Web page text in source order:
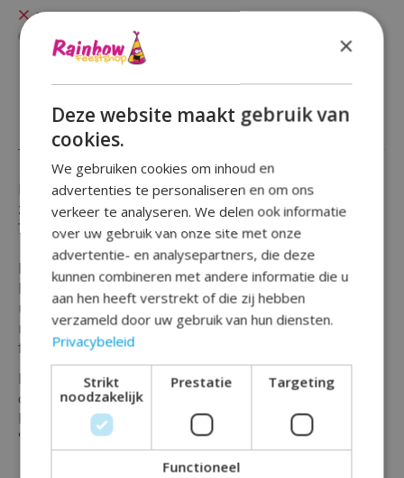
Niet op voorraad
Beschikbaarheid in de winkel controleren
Beschrijving
Een verjaardag te vieren en wil je iemand in het
zonnetje zetten door een opvallende button te geven
?
Bekijk dan deze leuke buttons.
Deze button komt in vrolijke kleuren welke je
uitstekend kunt combineren
met onze andere feest en party versiering om het
feest compleet te maken.
Deze button is gemaakt van Plastic materiaal in
combinatie met een ijzeren framewerk om zo goed te
button te kunnen bevestigen met het getal en tekst
''I'm 80'' erop. De button is per stuk verpakt.
×
Deze website maakt gebruik van
cookies.
We gebruiken cookies om inhoud en
advertenties te personaliseren en om ons
verkeer te analyseren. We delen ook informatie
over uw gebruik van onze site met onze
advertentie- en analysepartners, die deze
kunnen combineren met andere informatie die u
aan hen heeft verstrekt of die zij hebben
verzameld door uw gebruik van hun diensten.
Privacybeleid
Strikt
noodzakelijk
Prestatie Targeting
Functioneel